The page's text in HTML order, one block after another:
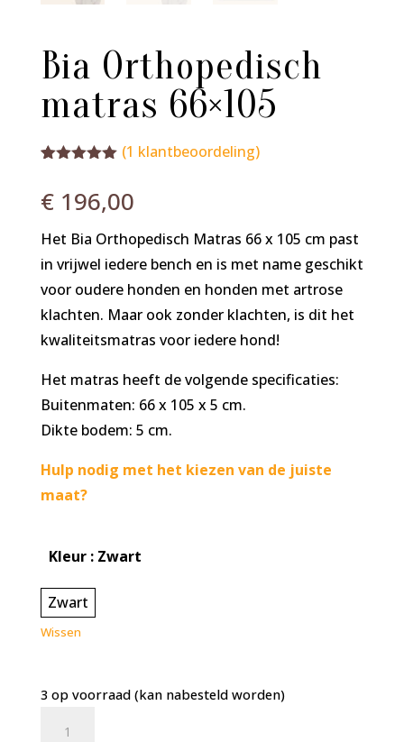
Bia Orthopedisch
matras 66×105
gebaseerd
klantbeoordel
ing
(1 klantbeoordeling)
€196,00
Het Bia Orthopedisch Matras 66 x 105 cm past
in vrijwel iedere bench en is met name geschikt
voor oudere honden en honden met artrose
klachten. Maar ook zonder klachten, is dit het
kwaliteitsmatras voor iedere hond!
Het matras heeft de volgende specificaties:
Buitenmaten: 66 x 105 x 5 cm.
Dikte bodem: 5 cm.
Hulp nodig met het kiezen van de juiste
maat?
Kleur : Zwart
Zwart
Wissen
3 op voorraad (kan nabesteld worden)